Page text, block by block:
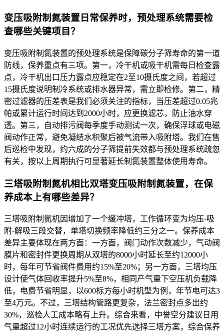
变压吸附制氮装置日常保养时，预处理系统需要检
查哪些关键项目？
变压吸附制氮装置的预处理系统是保障碳分子筛寿命的第一道
防线，保养重点有三项。第一，冷干机或吸干机需每日检查露
点，冷干机出口压力露点应稳定在2至10摄氏度之间，若超过
15摄氏度说明制冷系统或排水器异常，需立即检修。第二，精
密过滤器的压差表是我们必须关注的指标，当压差超过0.05兆
帕或累计运行时间达到2000小时，应更换滤芯，防止油水穿
透。第三，自动排污阀每季度手动测试一次，确保浮球或电磁
阀动作正常，避免凝结水积聚后被气流带入吸附塔。我们在售
后巡检中发现，约六成的分子筛提前失效都与预处理系统疏忽
有关，按以上周期执行可显著延长制氮装置整体使用寿命。
三塔吸附制氮机相比双塔变压吸附制氮装置，在保
养成本上有哪些差异？
三塔吸附制氮机因增加了一个缓冲塔，工作循环变为均压-吸
附-解吸三段交替，单塔切换频率降低约三分之一。保养成本
差异主要体现在两方面：一方面，阀门动作次数减少，气动阀
膜片和密封件更换周期从双塔的8000小时延长至约12000小
时，每年可节省阀件费用约15%至20%；另一方面，三塔均压
设计使气体回收率提升5%至8%，相同产气量下空压机负载降
低，电费节省明显，以600标方每小时机型为例，年节电可达3
至4万元。不过，三塔结构管路更复杂，法兰密封点多出约
30%，巡检人工成本略有上升。综合来看，中誉空分建议日用
气量超过12小时连续运行的工况优先选择三塔方案，综合保养